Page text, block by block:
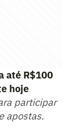
até R$100
hoje
participar
apostas.